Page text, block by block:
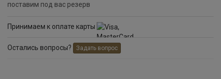
поставим под вас резерв
Принимаем к оплате карты
Остались вопросы? Задать вопрос